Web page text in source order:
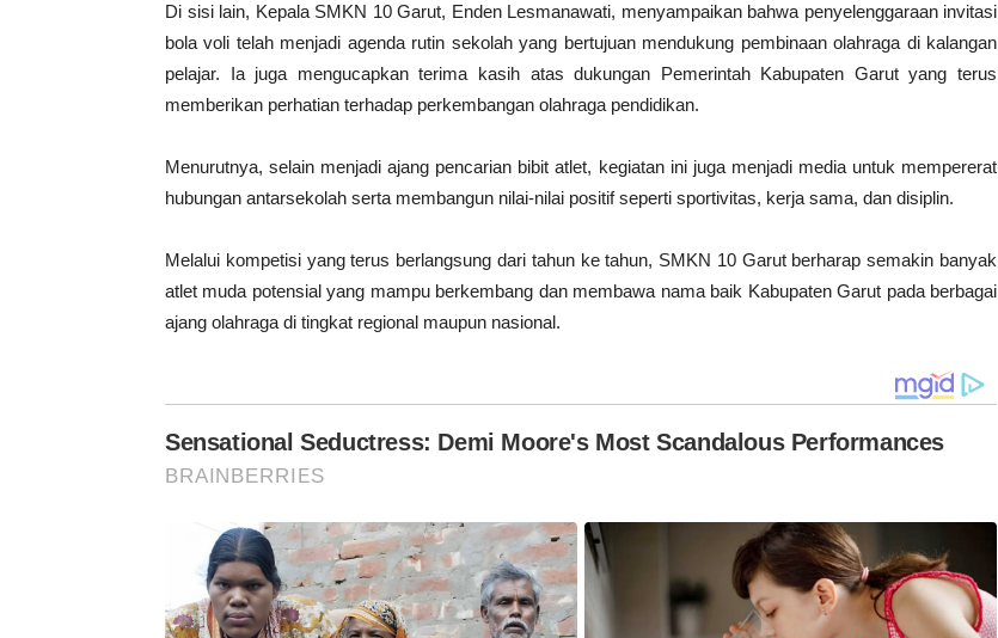
Di sisi lain, Kepala SMKN 10 Garut, Enden Lesmanawati, menyampaikan bahwa penyelenggaraan invitasi
bola voli telah menjadi agenda rutin sekolah yang bertujuan mendukung pembinaan olahraga di kalangan
pelajar. Ia juga mengucapkan terima kasih atas dukungan Pemerintah Kabupaten Garut yang terus
memberikan perhatian terhadap perkembangan olahraga pendidikan.
Menurutnya, selain menjadi ajang pencarian bibit atlet, kegiatan ini juga menjadi media untuk mempererat
hubungan antarsekolah serta membangun nilai-nilai positif seperti sportivitas, kerja sama, dan disiplin.
Melalui kompetisi yang terus berlangsung dari tahun ke tahun, SMKN 10 Garut berharap semakin banyak
atlet muda potensial yang mampu berkembang dan membawa nama baik Kabupaten Garut pada berbagai
ajang olahraga di tingkat regional maupun nasional.